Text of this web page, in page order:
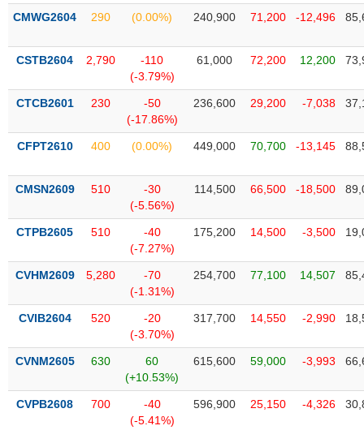
CMWG2604 290 (0.00%) 240,900 71,200 -12,496
CSTB2604 2,790
-110
(-3.79%)
61,000 72,200 12,200
CTCB2601 230
-50
(-17.86%)
236,600 29,200 -7,038
CFPT2610 400 (0.00%) 449,000 70,700 -13,145
CMSN2609 510
-30
(-5.56%)
114,500 66,500 -18,500
CTPB2605 510
-40
(-7.27%)
175,200 14,500 -3,500
CVHM2609 5,280
-70
(-1.31%)
254,700 77,100 14,507
CVIB2604 520
-20
(-3.70%)
317,700 14,550 -2,990
CVNM2605 630
60
(+10.53%)
615,600 59,000 -3,993
CVPB2608 700
-40
(-5.41%)
596,900 25,150 -4,326
TÀI
CÔNG
THÔNG
VỤ
TRUYỀN